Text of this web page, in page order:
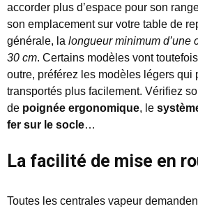
accorder plus d’espace pour son
son emplacement sur votre table de
générale, la longueur minimum d’une
30 cm. Certains modèles vont toutefois
outre, préférez les modèles légers qui
transportés plus facilement. Vérifiez
de poignée ergonomique, le
fer sur le socle…
La facilité de mise en
Toutes les centrales vapeur